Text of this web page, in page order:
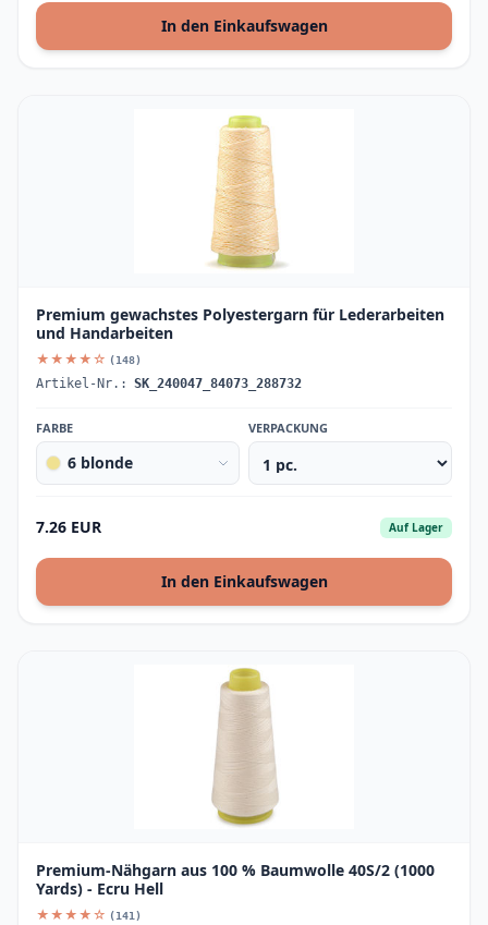
In den Einkaufswagen
Premium gewachstes Polyestergarn für Lederarbeiten
und Handarbeiten
★★★★☆ (148)
Artikel-Nr.: SK_240047_84073_288732
FARBE
6 blonde
VERPACKUNG
7.26 EUR Auf Lager
In den Einkaufswagen
Premium-Nähgarn aus 100 % Baumwolle 40S/2 (1000
Yards) - Ecru Hell
★★★★☆ (141)